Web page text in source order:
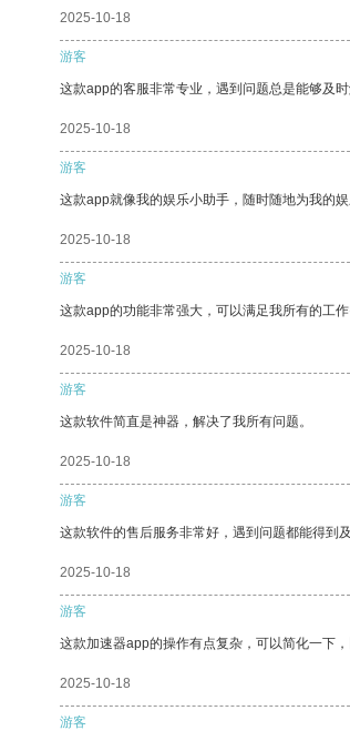
2025-10-18
游客
这款app的客服非常专业，遇到问题总是能够及时
2025-10-18
游客
这款app就像我的娱乐小助手，随时随地为我的娱
2025-10-18
游客
这款app的功能非常强大，可以满足我所有的工
2025-10-18
游客
这款软件简直是神器，解决了我所有问题。
2025-10-18
游客
这款软件的售后服务非常好，遇到问题都能得到及
2025-10-18
游客
这款加速器app的操作有点复杂，可以简化一下，
2025-10-18
游客